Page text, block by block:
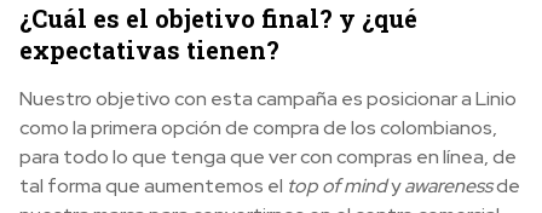
¿Cuál es el objetivo final? y ¿qué
expectativas tienen?
Nuestro objetivo con esta campaña es posicionar a Linio
como la primera opción de compra de los colombianos,
para todo lo que tenga que ver con compras en línea, de
tal forma que aumentemos el top of mindyawarenessde